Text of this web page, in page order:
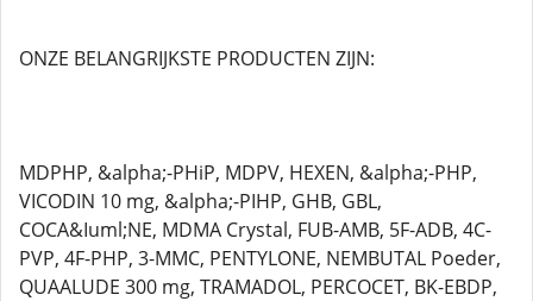
ONZE BELANGRIJKSTE PRODUCTEN ZIJN:
MDPHP, &alpha;-PHiP, MDPV, HEXEN, &alpha;-PHP,
VICODIN 10 mg, &alpha;-PIHP, GHB, GBL,
COCA&Iuml;NE, MDMA Crystal, FUB-AMB, 5F-ADB, 4C-
PVP, 4F-PHP, 3-MMC, PENTYLONE, NEMBUTAL Poeder,
QUAALUDE 300 mg, TRAMADOL, PERCOCET, BK-EBDP,